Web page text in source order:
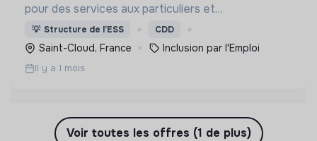
pour des services aux particuliers et
professionnels des Hauts-de-Seine. Nous
recrutons, formons et accompagnons des
personnes vers l'emploi durable !
💡 Structure de l’ESS CDD
Saint-Cloud, France Inclusion par l'Emploi
Il y a 1 mois
Voir toutes les offres (1 de plus)